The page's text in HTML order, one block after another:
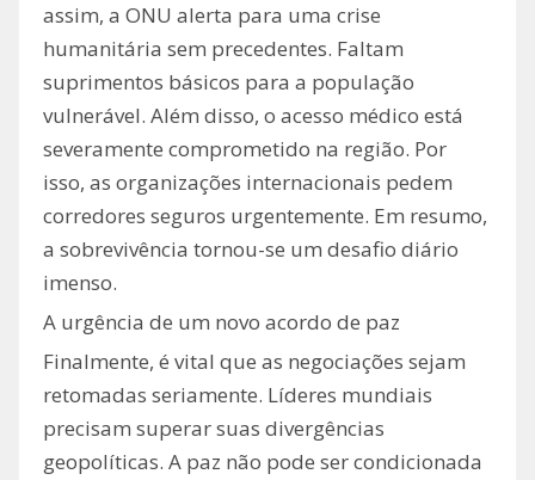
assim, a ONU alerta para uma crise
humanitária sem precedentes. Faltam
suprimentos básicos para a população
vulnerável. Além disso, o acesso médico está
severamente comprometido na região. Por
isso, as organizações internacionais pedem
corredores seguros urgentemente. Em resumo,
a sobrevivência tornou-se um desafio diário
imenso.
A urgência de um novo acordo de paz
Finalmente, é vital que as negociações sejam
retomadas seriamente. Líderes mundiais
precisam superar suas divergências
geopolíticas. A paz não pode ser condicionada